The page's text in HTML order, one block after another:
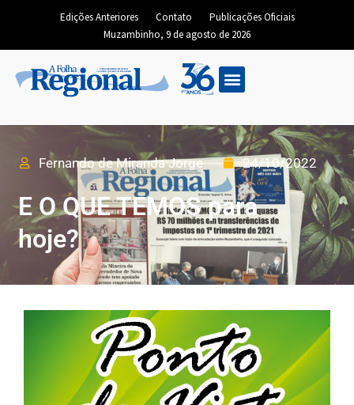
Edições Anteriores Contato
Publicações Oficiais
Muzambinho, 9 de agosto de 2026
Fernando de Miranda Jorge 24/10/2022
E O QUE TEMOS para
hoje?